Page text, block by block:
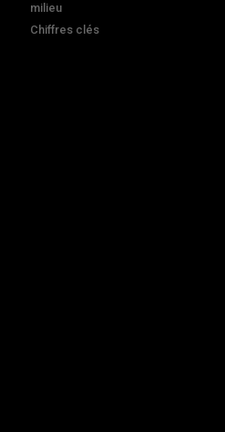
milieu
Chiffres clés